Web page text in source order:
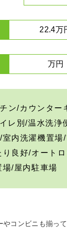
22.4万
万円
ン/カウンター
レ別/温水洗浄
内洗濯機置場/
良好/オート
/屋内駐車場
コンビニも揃っ